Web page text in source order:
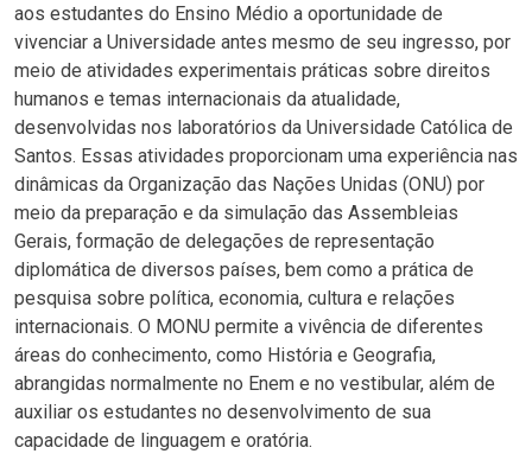
aos estudantes do Ensino Médio a oportunidade de
vivenciar a Universidade antes mesmo de seu ingresso, por
meio de atividades experimentais práticas sobre direitos
humanos e temas internacionais da atualidade,
desenvolvidas nos laboratórios da Universidade Católica de
Santos. Essas atividades proporcionam uma experiência nas
dinâmicas da Organização das Nações Unidas (ONU) por
meio da preparação e da simulação das Assembleias
Gerais, formação de delegações de representação
diplomática de diversos países, bem como a prática de
pesquisa sobre política, economia, cultura e relações
internacionais. O MONU permite a vivência de diferentes
áreas do conhecimento, como História e Geografia,
abrangidas normalmente no Enem e no vestibular, além de
auxiliar os estudantes no desenvolvimento de sua
capacidade de linguagem e oratória.